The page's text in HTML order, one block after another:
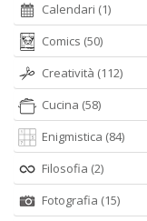
Calendari (1)
Comics (50)
Creatività (112)
Cucina (58)
Enigmistica (84)
Filosofia (2)
Fotografia (15)